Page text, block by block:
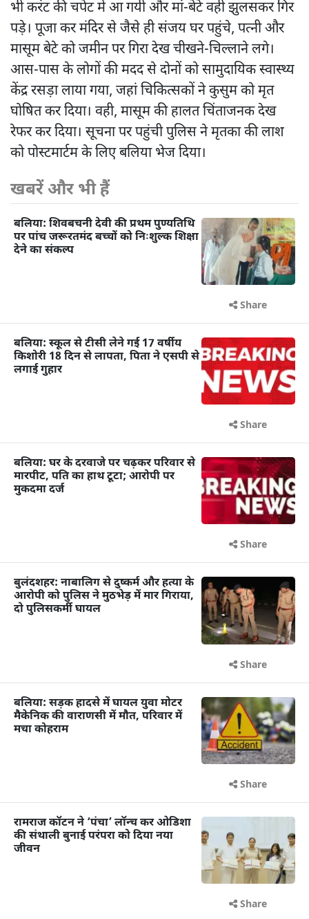
भी करंट की चपेट में आ गयी और मां-बेटे वही झुलसकर गिर
पड़े। पूजा कर मंदिर से जैसे ही संजय घर पहुंचे, पत्नी और
मासूम बेटे को जमीन पर गिरा देख चीखने-चिल्लाने लगे।
आस-पास के लोगों की मदद से दोनों को सामुदायिक स्वास्थ्य
केंद्र रसड़ा लाया गया, जहां चिकित्सकों ने कुसुम को मृत
घोषित कर दिया। वही, मासूम की हालत चिंताजनक देख
रेफर कर दिया। सूचना पर पहुंची पुलिस ने मृतका की लाश
को पोस्टमार्टम के लिए बलिया भेज दिया।
खबरें और भी हैं
बलिया: शिवबचनी देवी की प्रथम पुण्यतिथि
पर पांच जरूरतमंद बच्चों को निःशुल्क शिक्षा
देने का संकल्प
Share
बलिया: स्कूल से टीसी लेने गई 17 वर्षीय
किशोरी 18 दिन से लापता, पिता ने एसपी से
लगाई गुहार
Share
बलिया: घर के दरवाजे पर चढ़कर परिवार से
मारपीट, पति का हाथ टूटा; आरोपी पर
मुकदमा दर्ज
Share
बुलंदशहर: नाबालिग से दुष्कर्म और हत्या के
आरोपी को पुलिस ने मुठभेड़ में मार गिराया,
दो पुलिसकर्मी घायल
Share
बलिया: सड़क हादसे में घायल युवा मोटर
मैकेनिक की वाराणसी में मौत, परिवार में
मचा कोहराम
Share
रामराज कॉटन ने ‘पंचा’ लॉन्च कर ओडिशा
की संथाली बुनाई परंपरा को दिया नया
जीवन
Share